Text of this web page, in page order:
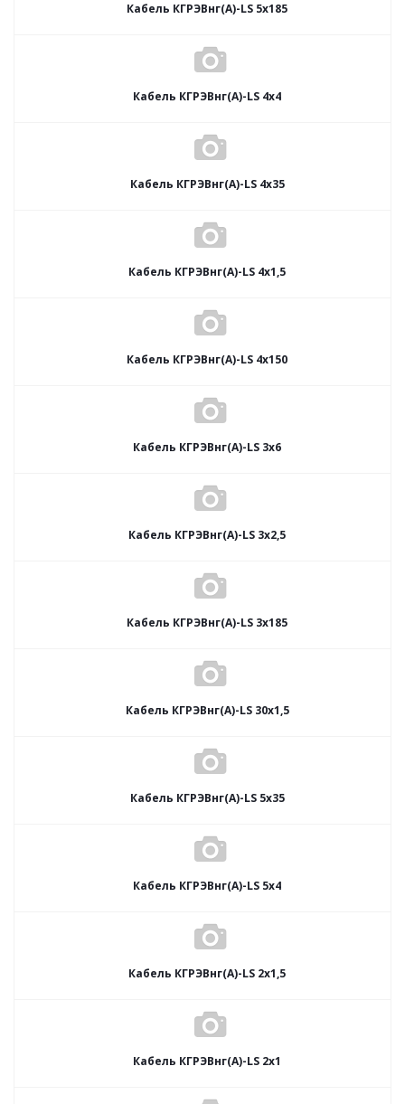
Кабель КГРЭВнг(А)-LS 5х185
Кабель КГРЭВнг(А)-LS 4х4
Кабель КГРЭВнг(А)-LS 4х35
Кабель КГРЭВнг(А)-LS 4х1,5
Кабель КГРЭВнг(А)-LS 4х150
Кабель КГРЭВнг(А)-LS 3х6
Кабель КГРЭВнг(А)-LS 3х2,5
Кабель КГРЭВнг(А)-LS 3х185
Кабель КГРЭВнг(А)-LS 30х1,5
Кабель КГРЭВнг(А)-LS 5х35
Кабель КГРЭВнг(А)-LS 5х4
Кабель КГРЭВнг(А)-LS 2х1,5
Кабель КГРЭВнг(А)-LS 2х1